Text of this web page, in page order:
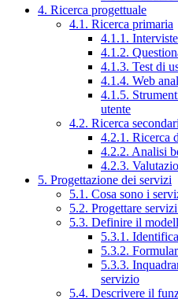
4. Ricerca progettuale
4.1. Ricerca primaria
4.1.1. Interviste
4.1.2.
4.1.3. Test di
4.1.4. Web
4.1.5.
utente
4.2. Ricerca
4.2.1. Ricerca
4.2.2. Analisi
4.2.3.
5. Progettazione dei servizi
5.1. Cosa sono i
5.2. Progettare
5.3. Definire il
5.3.1.
5.3.2.
5.3.3.
servizio
5.4. Descrivere il